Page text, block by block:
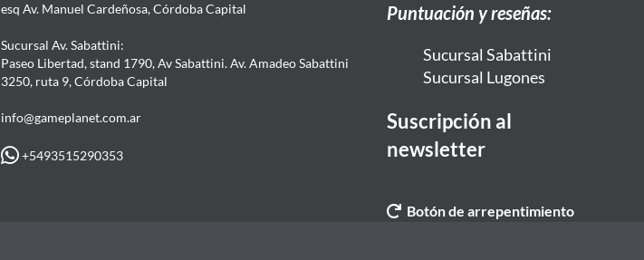
esq Av. Manuel Cardeñosa, Córdoba Capital
Sucursal Av. Sabattini:
Paseo Libertad, stand 1790, Av Sabattini. Av. Amadeo Sabattini
3250, ruta 9, Córdoba Capital
info@gameplanet.com.ar
+5493515290353
Puntuación y reseñas:
Sucursal Sabattini
Sucursal Lugones
Suscripción al
newsletter
Botón de arrepentimiento